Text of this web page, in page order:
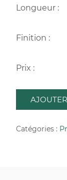
Longueur :
Finition :
Prix :
Catégories :